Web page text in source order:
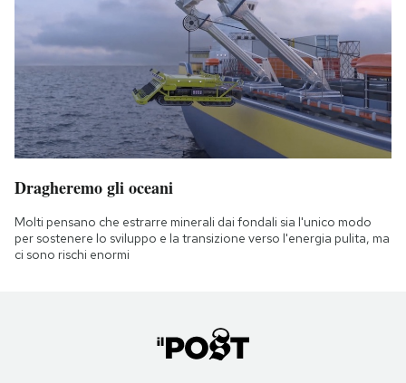
Dragheremo gli oceani
Molti pensano che estrarre minerali dai fondali sia l'unico modo
per sostenere lo sviluppo e la transizione verso l'energia pulita, ma
ci sono rischi enormi